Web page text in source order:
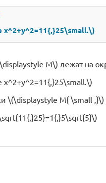
x^2+y^2=11{,}25\small.\)
M\) лежат на
x^2+y^2=11{,}25\small.\)
\(\displaystyle M{ \small ,}\)